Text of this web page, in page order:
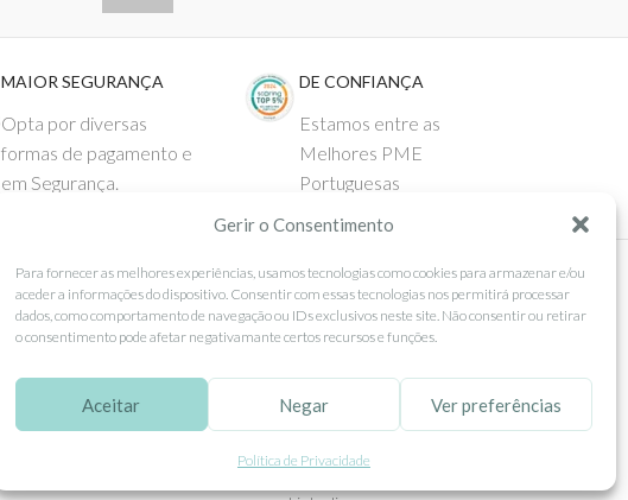
Gerir o Consentimento
Para fornecer as melhores experiências, usamos tecnologias como cookies para armazenar e/ou
aceder a informações do dispositivo. Consentir com essas tecnologias nos permitirá processar
dados, como comportamento de navegação ou IDs exclusivos neste site. Não consentir ou retirar
o consentimento pode afetar negativamante certos recursos e funções.
Aceitar Negar Ver preferências
Política de Privacidade
MAIOR SEGURANÇA
Opta por diversas
formas de pagamento e
em Segurança.
DE CONFIANÇA
Estamos entre as
Melhores PME
Portuguesas
APOIO AO CLIENTE
Como Comprar
Pagamentos
SEGUE-NOS
Facebook
Instagram
Pinterest
X